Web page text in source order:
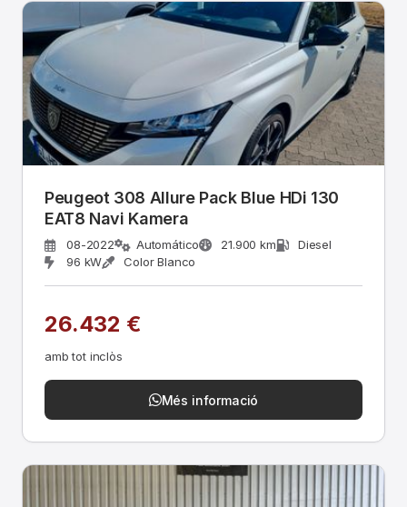
Peugeot 308 Allure Pack Blue HDi 130
EAT8 Navi Kamera
08-2022 Automático 21.900 km
Diesel
96 kW
Color Blanco
26.432 €
amb tot inclòs
Més informació